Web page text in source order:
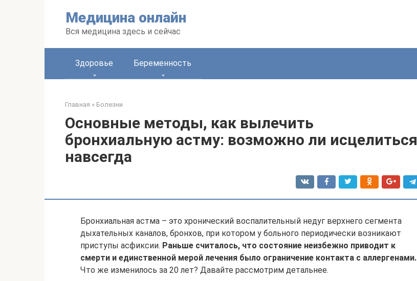
Медицина онлайн
Вся медицина здесь и сейчас
Здоровье Беременность
Главная » Болезни
Основные методы, как вылечить
бронхиальную астму: возможно ли исцелиться
навсегда
Бронхиальная астма – это хронический воспалительный недуг верхнего сегмента
дыхательных каналов, бронхов, при котором у больного периодически возникают
приступы асфиксии. Раньше считалось, что состояние неизбежно приводит к
смерти и единственной мерой лечения было ограничение контакта с аллергенами.
Что же изменилось за 20 лет? Давайте рассмотрим детальнее.